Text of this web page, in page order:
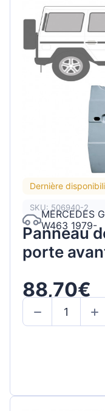
Dernière
SKU: 506940-2
MERCEDES
W463 1979-
Panneau
porte
88,70€